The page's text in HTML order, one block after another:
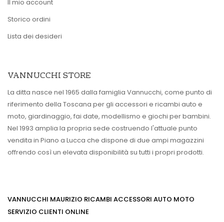
Il mio account
Storico ordini
Lista dei desideri
VANNUCCHI STORE
La ditta nasce nel 1965 dalla famiglia Vannucchi, come punto di
riferimento della Toscana per gli accessori e ricambi auto e
moto, giardinaggio, fai date, modellismo e giochi per bambini.
Nel 1993 amplia la propria sede costruendo l'attuale punto
vendita in Piano a Lucca che dispone di due ampi magazzini
offrendo così un elevata disponibilità su tutti i propri prodotti.
VANNUCCHI MAURIZIO RICAMBI ACCESSORI AUTO MOTO
SERVIZIO CLIENTI ONLINE